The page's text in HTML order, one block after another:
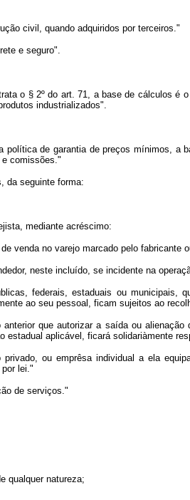
civil, quando adquiridos por terceiros."
e seguro".
o § 2º do art. 71, a base de cálculos é
industrializados".
de garantia de preços mínimos, a
e comissões."
da seguinte forma:
mediante acréscimo:
venda no varejo marcado pelo fabricante
neste incluído, se incidente na
federais, estaduais ou municipais,
ao seu pessoal, ficam sujeitos ao
que autorizar a saída ou
aplicável, ficará solidariàmente
ou emprêsa individual a ela
lei."
de serviços."
qualquer natureza;